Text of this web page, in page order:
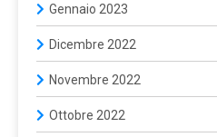
Gennaio 2023
Dicembre 2022
Novembre 2022
Ottobre 2022